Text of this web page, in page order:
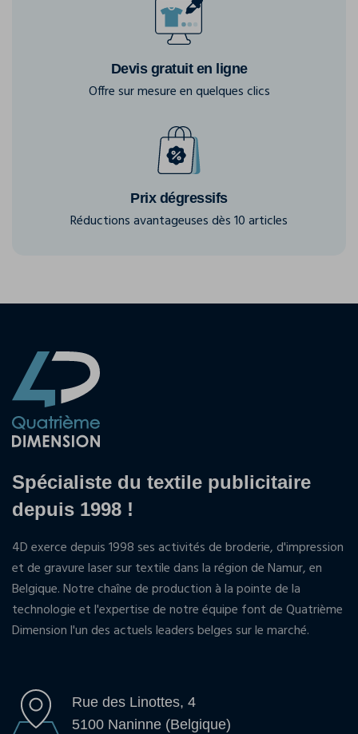
Devis gratuit en ligne
Offre sur mesure en quelques clics
Prix dégressifs
Réductions avantageuses dès 10 articles
Spécialiste du textile publicitaire
depuis 1998 !
4D exerce depuis 1998 ses activités de broderie, d'impression
et de gravure laser sur textile dans la région de Namur, en
Belgique. Notre chaîne de production à la pointe de la
technologie et l'expertise de notre équipe font de Quatrième
Dimension l'un des actuels leaders belges sur le marché.
Rue des Linottes, 4
5100 Naninne (Belgique)